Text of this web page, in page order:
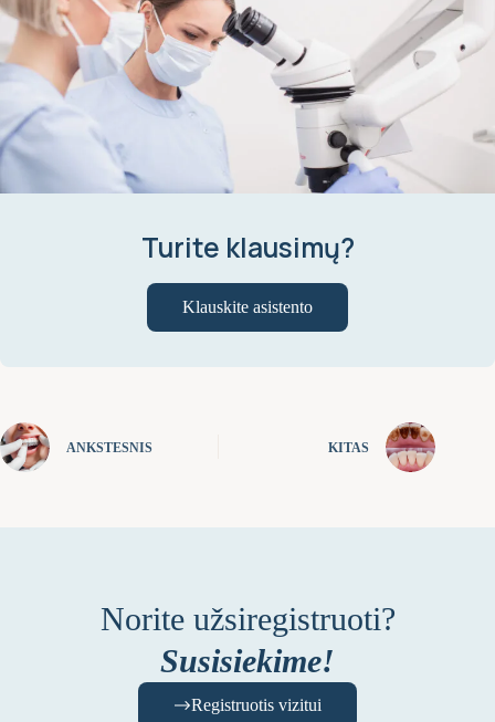
Turite klausimų?
Klauskite asistento
ANKSTESNIS KITAS
Norite užsiregistruoti?
Susisiekime!
Registruotis vizitui